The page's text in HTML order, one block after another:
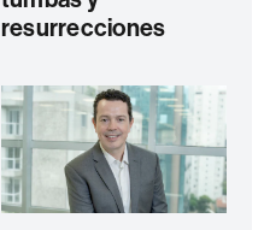
resurrecciones